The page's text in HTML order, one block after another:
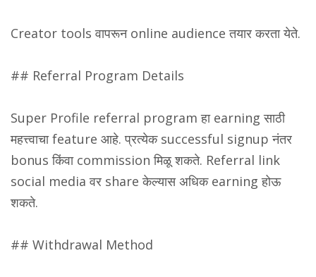
Creator tools वापरून online audience तयार करता येते.
## Referral Program Details
Super Profile referral program हा earning साठी
महत्त्वाचा feature आहे. प्रत्येक successful signup नंतर
bonus किंवा commission मिळू शकते. Referral link
social media वर share केल्यास अधिक earning होऊ
शकते.
## Withdrawal Method